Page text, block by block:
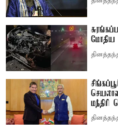
மோதிய
மந்திரி